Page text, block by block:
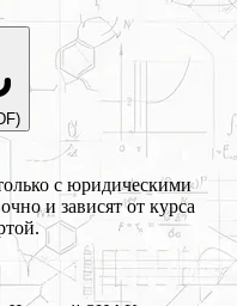
с юридическими
и зависят от курса